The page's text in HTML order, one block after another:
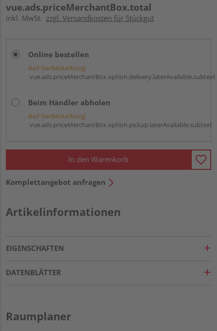
vue.ads.priceMerchantBox.total
inkl. MwSt. zzgl. Versandkosten für Stückgut
Online bestellen
Auf Vorbestellung:
vue.ads.priceMerchantBox.option.delivery.laterAvailable.subtext
Beim Händler abholen
Auf Vorbestellung:
vue.ads.priceMerchantBox.option.pickup.laterAvailable.subtext
In den Warenkorb
Komplettangebot anfragen
Artikelinformationen
EIGENSCHAFTEN
DATENBLÄTTER
Raumplaner